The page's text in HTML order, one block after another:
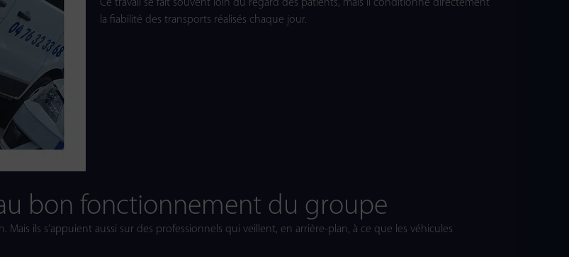
Ce travail se fait souvent loin du regard des patients, mais il conditionne directement
la fiabilité des transports réalisés chaque jour.
bon fonctionnement du groupe
Mais ils s’appuient aussi sur des professionnels qui veillent, en arrière-plan, à ce que les véhicules